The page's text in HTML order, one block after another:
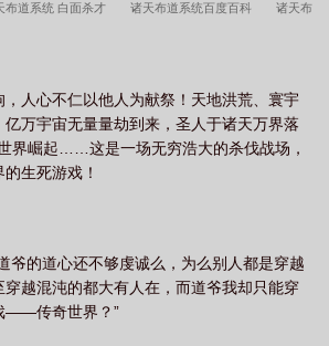
布道系统 白面杀才 诸天布道系统百度百科 诸天布
统 诸天布道系统作者白面杀才 诸天布道系统免费
人心不仁以他人为献祭！天地洪荒、寰宇
万宇宙无量量劫到来，圣人于诸天万界落
界崛起……这是一场无穷浩大的杀伐战场，
生死游戏！
爷的道心还不够虔诚么，为么别人都是穿越
越混沌的都大有人在，而道爷我却只能穿
——传奇世界？”